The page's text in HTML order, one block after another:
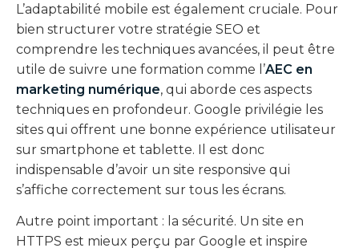
L’adaptabilité mobile est également cruciale. Pour
bien structurer votre stratégie SEO et
comprendre les techniques avancées, il peut être
utile de suivre une formation comme l’AEC en
marketing numérique, qui aborde ces aspects
techniques en profondeur. Google privilégie les
sites qui offrent une bonne expérience utilisateur
sur smartphone et tablette. Il est donc
indispensable d’avoir un site responsive qui
s’affiche correctement sur tous les écrans.
Autre point important : la sécurité. Un site en
HTTPS est mieux perçu par Google et inspire